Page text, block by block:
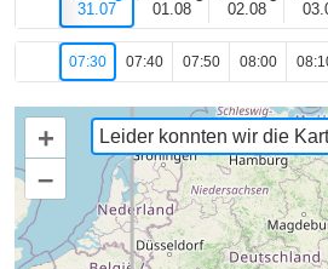
31.07
01.08
02.08
07:30 07:40 07:50 08:00
Leider konnten wir die
+
–